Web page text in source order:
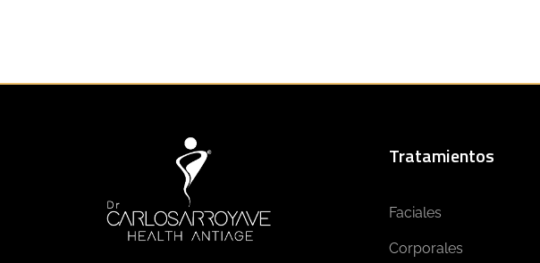
Tratamientos
Faciales
Corporales